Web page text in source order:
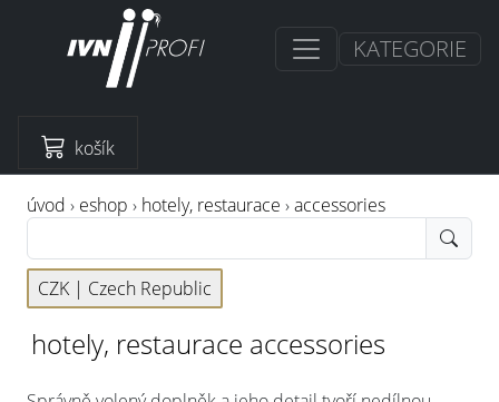
KATEGORIE
košík
úvod › eshop › hotely, restaurace ›accessories
CZK | Czech Republic
hotely, restaurace accessories